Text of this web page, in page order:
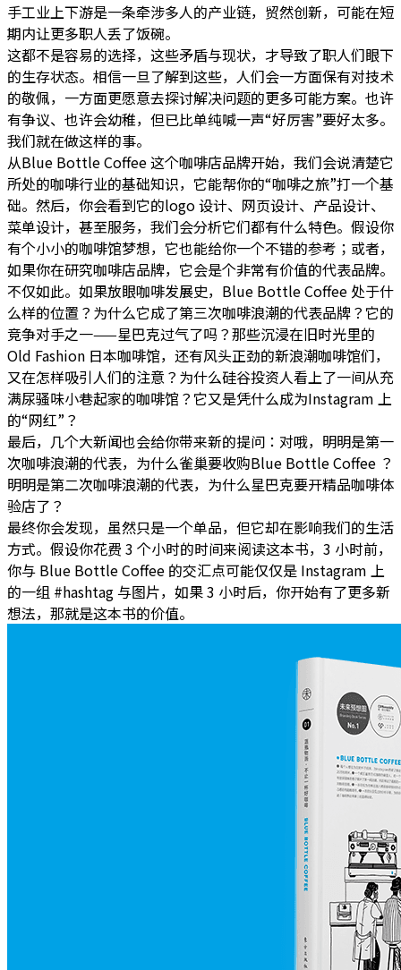
手工业上下游是一条牵涉多人的产业链，贸然创新，可能在短
期内让更多职人丢了饭碗。
这都不是容易的选择，这些矛盾与现状，才导致了职人们眼下
的生存状态。相信一旦了解到这些，人们会一方面保有对技术
的敬佩，一方面更愿意去探讨解决问题的更多可能方案。也许
有争议、也许会幼稚，但已比单纯喊一声“好厉害”要好太多。
我们就在做这样的事。
从Blue Bottle Coffee 这个咖啡店品牌开始，我们会说清楚它
所处的咖啡行业的基础知识，它能帮你的“咖啡之旅”打一个基
础。然后，你会看到它的logo 设计、网页设计、产品设计、
菜单设计，甚至服务，我们会分析它们都有什么特色。假设你
有个小小的咖啡馆梦想，它也能给你一个不错的参考；或者，
如果你在研究咖啡店品牌，它会是个非常有价值的代表品牌。
不仅如此。如果放眼咖啡发展史，Blue Bottle Coffee 处于什
么样的位置？为什么它成了第三次咖啡浪潮的代表品牌？它的
竞争对手之一——星巴克过气了吗？那些沉浸在旧时光里的
Old Fashion 日本咖啡馆，还有风头正劲的新浪潮咖啡馆们，
又在怎样吸引人们的注意？为什么硅谷投资人看上了一间从充
满尿骚味小巷起家的咖啡馆？它又是凭什么成为Instagram 上
的“网红”？
最后，几个大新闻也会给你带来新的提问：对哦，明明是第一
次咖啡浪潮的代表，为什么雀巢要收购Blue Bottle Coffee ？
明明是第二次咖啡浪潮的代表，为什么星巴克要开精品咖啡体
验店了？
最终你会发现，虽然只是一个单品，但它却在影响我们的生活
方式。假设你花费 3 个小时的时间来阅读这本书，3 小时前，
你与 Blue Bottle Coffee 的交汇点可能仅仅是 Instagram 上
的一组 #hashtag 与图片，如果 3 小时后，你开始有了更多新
想法，那就是这本书的价值。